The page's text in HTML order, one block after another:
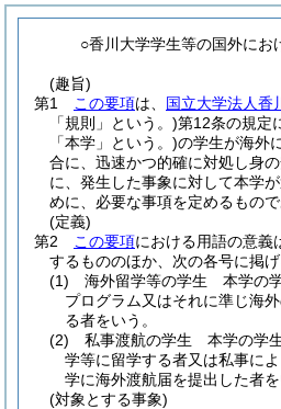
○香川大学学生等の国外にお
(趣旨)
第1
この要項は、 国立大学法人香
「規則」という。)第12条の規定
「本学」という。)の学生が海外
合に、迅速かつ的確に対処し身
に、発生した事象に対して本学
めに、必要な事項を定めるもので
(定義)
第2
この要項における用語の意義
するもののほか、次の各号に掲げ
(1) 海外留学等の学生 本学の
プログラム又はそれに準じ海
る者をいう。
(2) 私事渡航の学生 本学の学
学等に留学する者又は私事に
学に海外渡航届を提出した者を
(対象とする事象)